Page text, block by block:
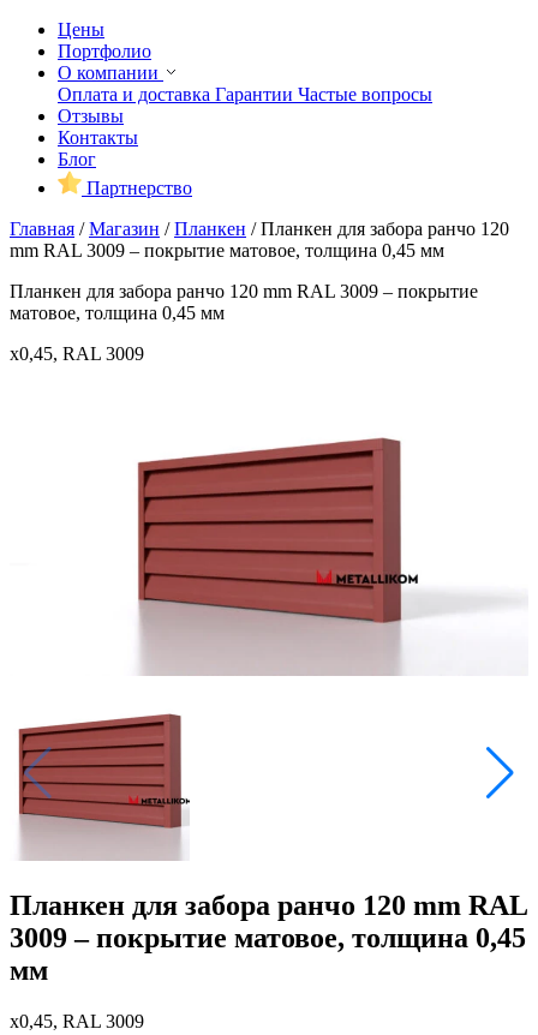
Цены
Портфолио
О компании
Оплата и доставка Гарантии Частые вопросы
Отзывы
Контакты
Блог
Партнерство
Главная /Магазин /Планкен /Планкен для забора ранчо 120
mm RAL 3009 – покрытие матовое, толщина 0,45 мм
Планкен для забора ранчо 120 mm RAL 3009 – покрытие
матовое, толщина 0,45 мм
x0,45, RAL 3009
Планкен для забора ранчо 120 mm RAL
3009 – покрытие матовое, толщина 0,45
мм
x0,45, RAL 3009